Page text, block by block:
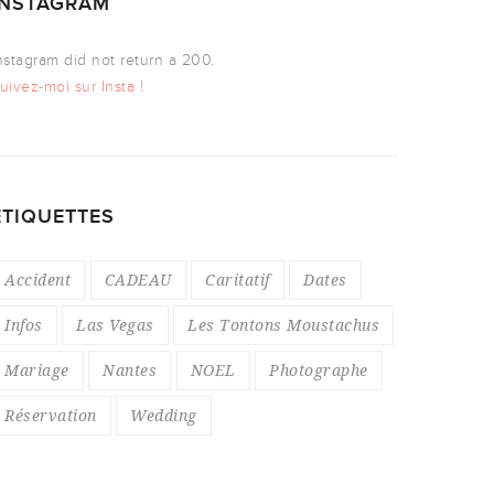
did not return a 200.
moi sur Insta !
Accident CADEAU Caritatif Dates
Infos Las Vegas Les Tontons Moustachus
Mariage Nantes NOEL Photographe
Réservation Wedding